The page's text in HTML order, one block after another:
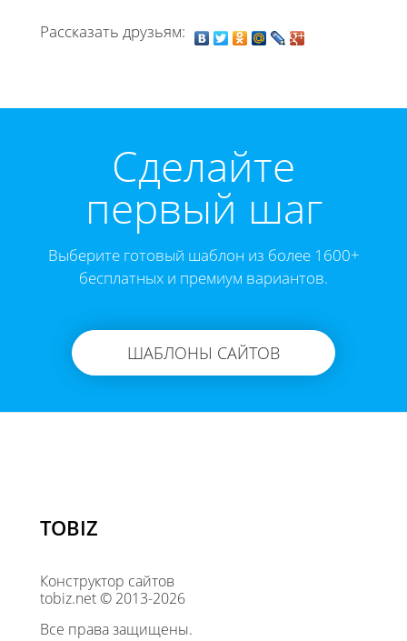
Рассказать друзьям:
Cделайте
первый шаг
Выберите готовый шаблон из более 1600+
бесплатных и премиум вариантов.
ШАБЛОНЫ САЙТОВ
TOBIZ
Конструктор сайтов
tobiz.net © 2013-2026
Все права защищены.